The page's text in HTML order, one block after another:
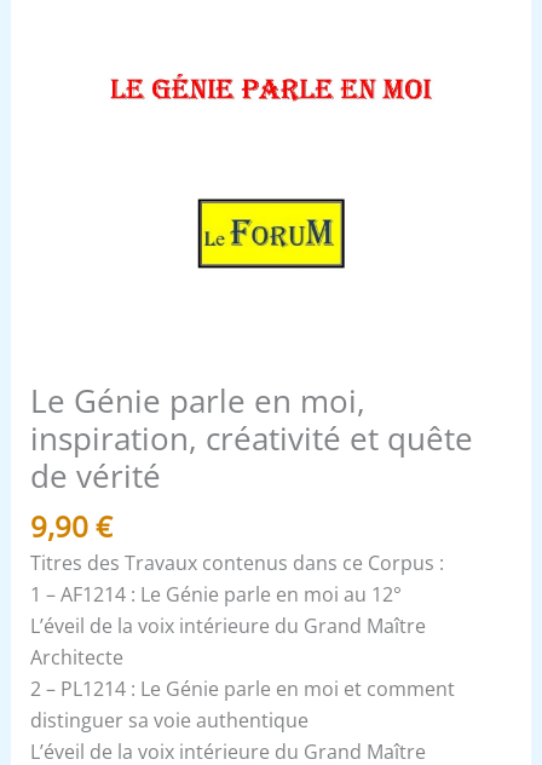
Le Génie parle en moi,
inspiration, créativité et quête
de vérité
9,90€
Titres des Travaux contenus dans ce Corpus :
1 – AF1214 : Le Génie parle en moi au 12°
L’éveil de la voix intérieure du Grand Maître
Architecte
2 – PL1214 : Le Génie parle en moi et comment
distinguer sa voie authentique
L’éveil de la voix intérieure du Grand Maître